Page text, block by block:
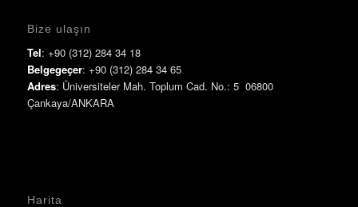
Bize ulaşın
Tel: +90 (312) 284 34 18
Belgegeçer: +90 (312) 284 34 65
Adres: Üniversiteler Mah. Toplum Cad. No.: 5 06800
Çankaya/ANKARA
Harita